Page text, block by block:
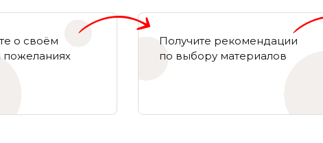
о своём
пожеланиях
Получите рекомендации
по выбору материалов